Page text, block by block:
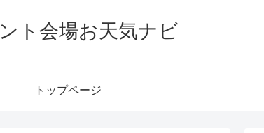
ト会場お天気ナビ
トップページ